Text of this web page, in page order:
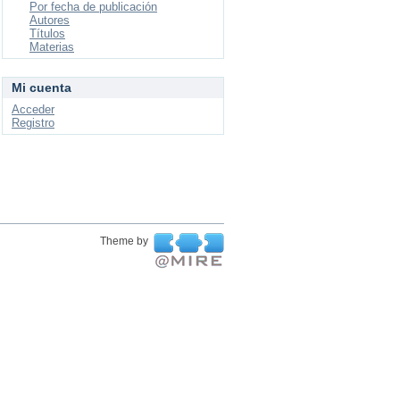
Por fecha de publicación
Autores
Títulos
Materias
Mi cuenta
Acceder
Registro
Theme by